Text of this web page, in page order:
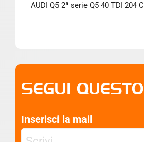
AUDI Q5 2ª serie Q5 40 TDI 204
SEGUI
Inserisci la mail